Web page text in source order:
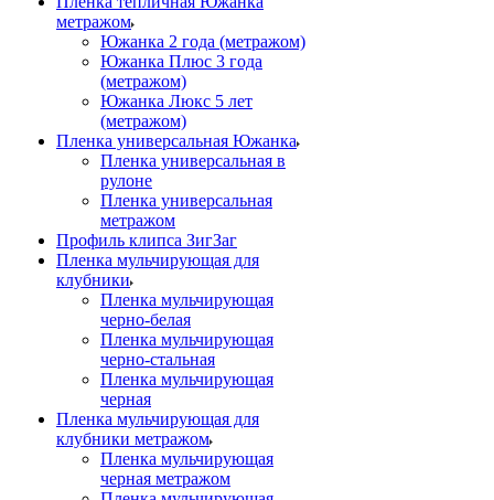
метражом
Южанка 2 года (метражом)
Южанка Плюс 3 года
(метражом)
Южанка Люкс 5 лет
(метражом)
Пленка универсальная Южанка
Пленка универсальная в
рулоне
Пленка универсальная
метражом
Профиль клипса ЗигЗаг
Пленка мульчирующая для
клубники
Пленка мульчирующая
черно-белая
Пленка мульчирующая
черно-стальная
Пленка мульчирующая
черная
Пленка мульчирующая для
клубники метражом
Пленка мульчирующая
черная метражом